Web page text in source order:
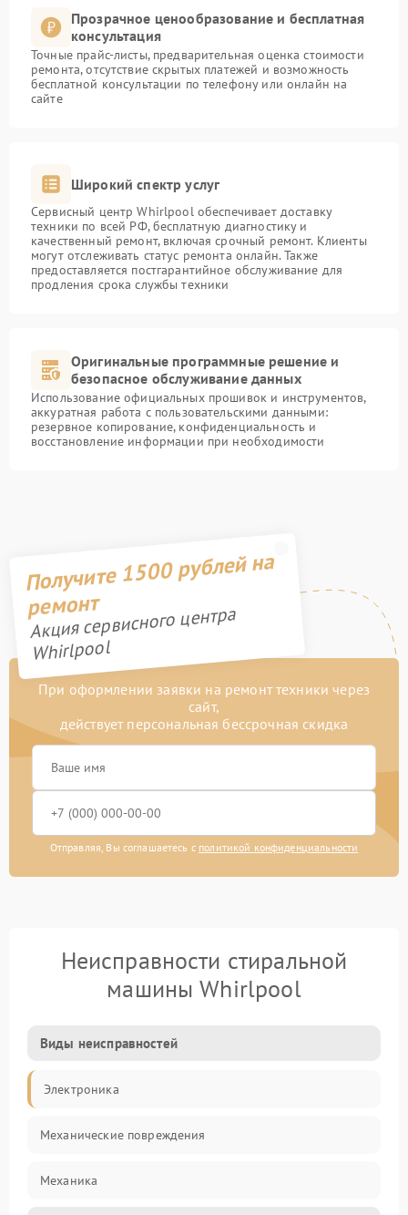
Прозрачное ценообразование и бесплатная
консультация
Точные прайс-листы, предварительная оценка стоимости
ремонта, отсутствие скрытых платежей и возможность
бесплатной консультации по телефону или онлайн на
сайте
Широкий спектр услуг
Сервисный центр Whirlpool обеспечивает доставку
техники по всей РФ, бесплатную диагностику и
качественный ремонт, включая срочный ремонт. Клиенты
могут отслеживать статус ремонта онлайн. Также
предоставляется постгарантийное обслуживание для
продления срока службы техники
Оригинальные программные решение и
безопасное обслуживание данных
Использование официальных прошивок и инструментов,
аккуратная работа с пользовательскими данными:
резервное копирование, конфиденциальность и
восстановление информации при необходимости
Получите 1500 рублей на
ремонт
Акция сервисного центра
Whirlpool
При оформлении заявки на ремонт техники через
сайт,
действует персональная бессрочная скидка
Отправляя, Вы соглашаетесь с политикой конфиденциальности
Неисправности стиральной
машины Whirlpool
Виды неисправностей
Электроника
Механические повреждения
Механика